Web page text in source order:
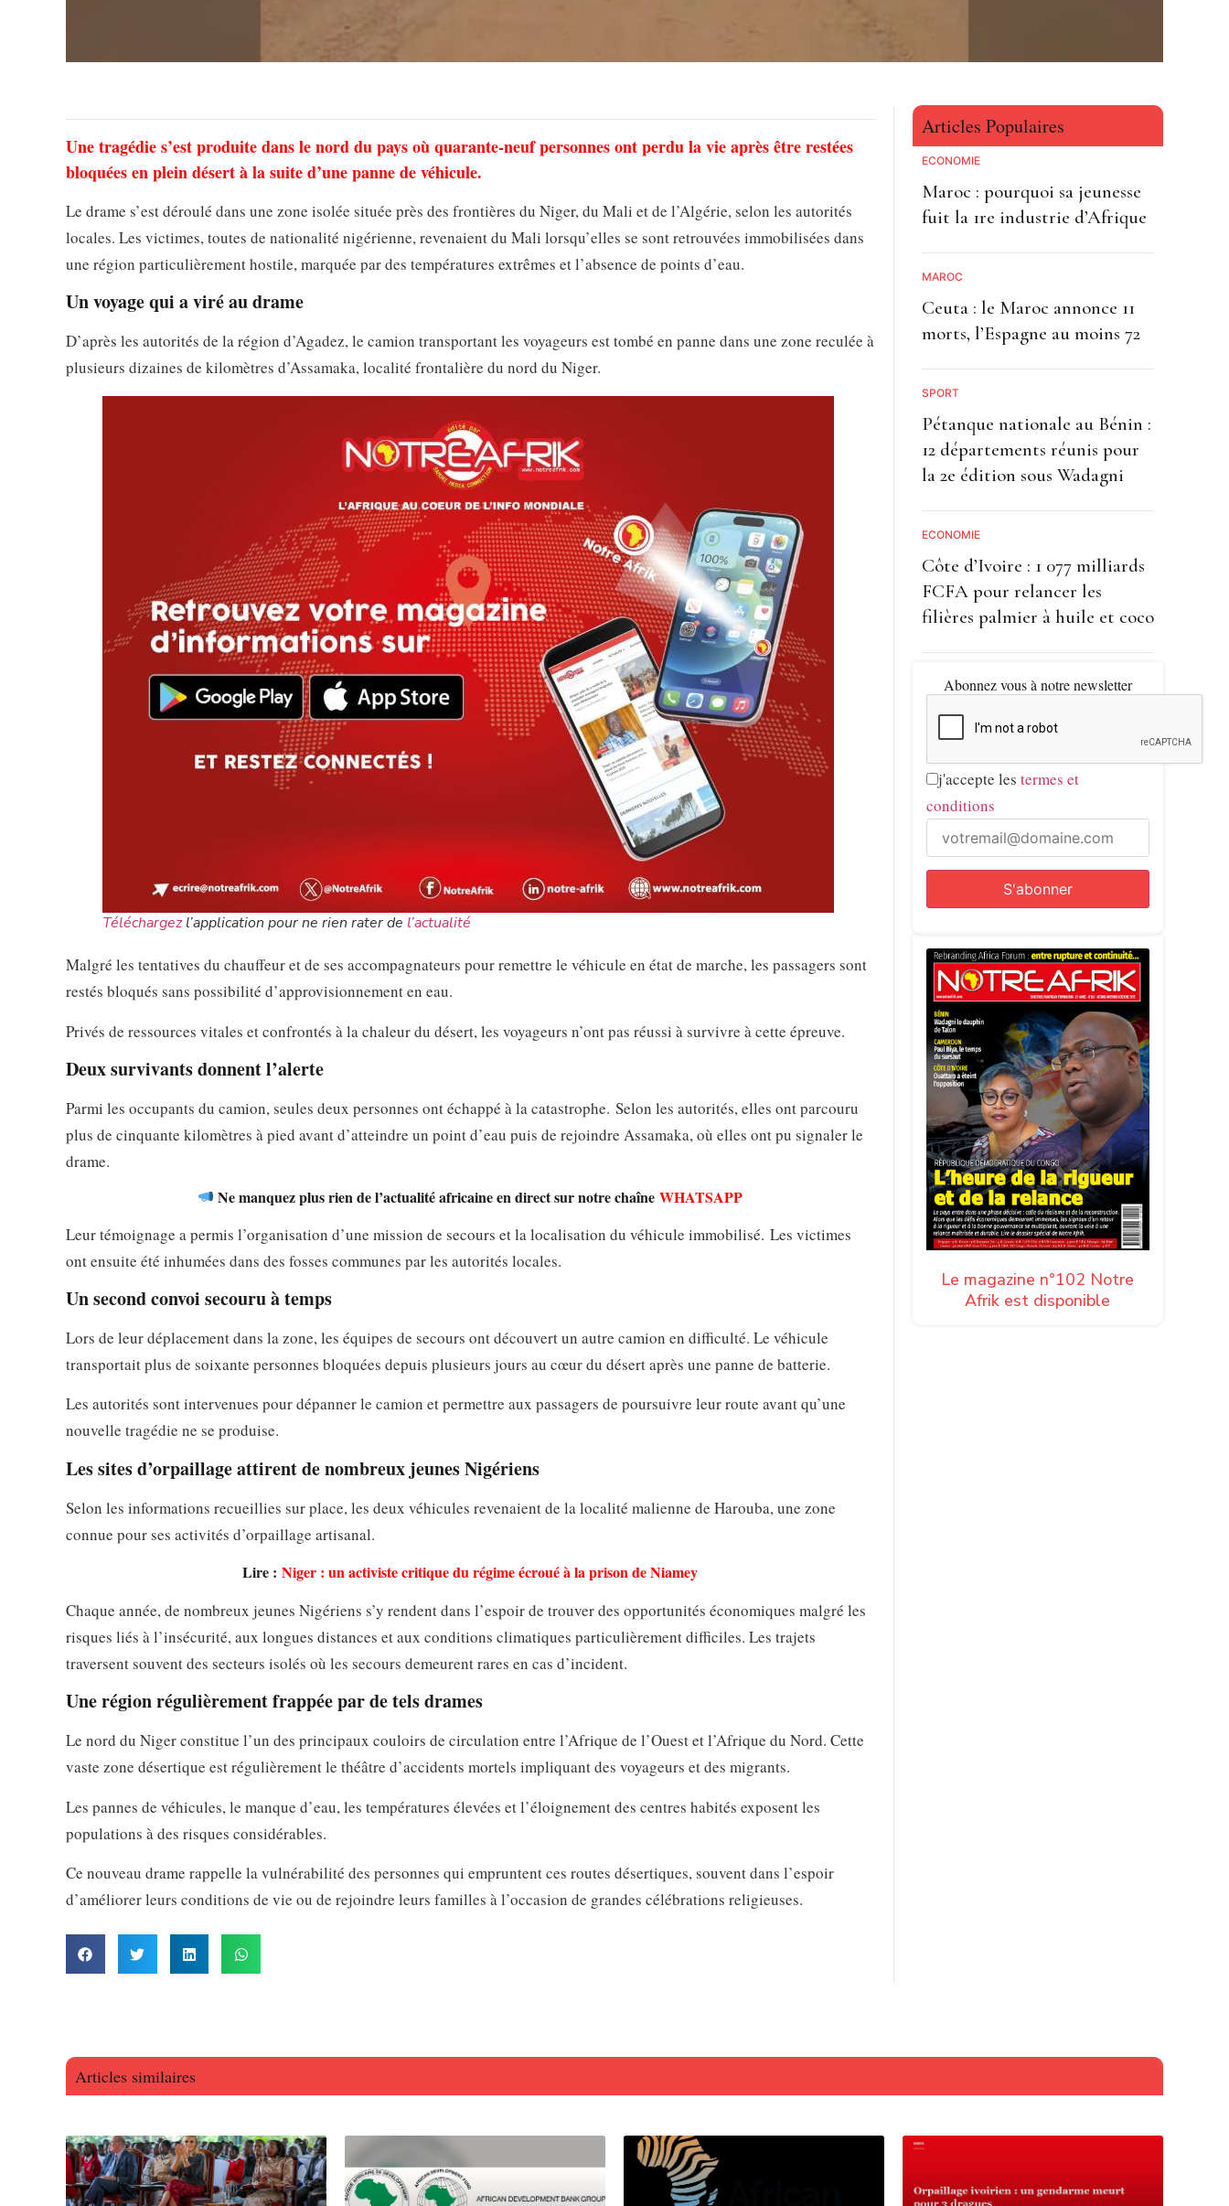
Une tragédie s’est produite dans le nord du pays où quarante-neuf personnes ont perdu la vie après être restées
bloquées en plein désert à la suite d’une panne de véhicule.
Le drame s’est déroulé dans une zone isolée située près des frontières du Niger, du Mali et de l’Algérie, selon les autorités
locales. Les victimes, toutes de nationalité nigérienne, revenaient du Mali lorsqu’elles se sont retrouvées immobilisées dans
une région particulièrement hostile, marquée par des températures extrêmes et l’absence de points d’eau.
Un voyage qui a viré au drame
D’après les autorités de la région d’Agadez, le camion transportant les voyageurs est tombé en panne dans une zone reculée à
plusieurs dizaines de kilomètres d’Assamaka, localité frontalière du nord du Niger.
Téléchargezl’application pour ne rien rater de l’actualité
Malgré les tentatives du chauffeur et de ses accompagnateurs pour remettre le véhicule en état de marche, les passagers sont
restés bloqués sans possibilité d’approvisionnement en eau.
Privés de ressources vitales et confrontés à la chaleur du désert, les voyageurs n’ont pas réussi à survivre à cette épreuve.
Deux survivants donnent l’alerte
Parmi les occupants du camion, seules deux personnes ont échappé à la catastrophe. Selon les autorités, elles ont parcouru
plus de cinquante kilomètres à pied avant d’atteindre un point d’eau puis de rejoindre Assamaka, où elles ont pu signaler le
drame.
Ne manquez plus rien de l’actualité africaine en direct sur notre chaîneWHATSAPP
Leur témoignage a permis l’organisation d’une mission de secours et la localisation du véhicule immobilisé. Les victimes
ont ensuite été inhumées dans des fosses communes par les autorités locales.
Un second convoi secouru à temps
Lors de leur déplacement dans la zone, les équipes de secours ont découvert un autre camion en difficulté. Le véhicule
transportait plus de soixante personnes bloquées depuis plusieurs jours au cœur du désert après une panne de batterie.
Les autorités sont intervenues pour dépanner le camion et permettre aux passagers de poursuivre leur route avant qu’une
nouvelle tragédie ne se produise.
Les sites d’orpaillage attirent de nombreux jeunes Nigériens
Selon les informations recueillies sur place, les deux véhicules revenaient de la localité malienne de Harouba, une zone
connue pour ses activités d’orpaillage artisanal.
Lire :Niger : un activiste critique du régime écroué à la prison de Niamey
Chaque année, de nombreux jeunes Nigériens s’y rendent dans l’espoir de trouver des opportunités économiques malgré les
risques liés à l’insécurité, aux longues distances et aux conditions climatiques particulièrement difficiles. Les trajets
traversent souvent des secteurs isolés où les secours demeurent rares en cas d’incident.
Une région régulièrement frappée par de tels drames
Le nord du Niger constitue l’un des principaux couloirs de circulation entre l’Afrique de l’Ouest et l’Afrique du Nord. Cette
vaste zone désertique est régulièrement le théâtre d’accidents mortels impliquant des voyageurs et des migrants.
Les pannes de véhicules, le manque d’eau, les températures élevées et l’éloignement des centres habités exposent les
populations à des risques considérables.
Ce nouveau drame rappelle la vulnérabilité des personnes qui empruntent ces routes désertiques, souvent dans l’espoir
d’améliorer leurs conditions de vie ou de rejoindre leurs familles à l’occasion de grandes célébrations religieuses.
Articles Populaires
ECONOMIE
Maroc : pourquoi sa jeunesse
fuit la 1re industrie d’Afrique
MAROC
Ceuta : le Maroc annonce 11
morts, l’Espagne au moins 72
SPORT
Pétanque nationale au Bénin :
12 départements réunis pour
la 2e édition sous Wadagni
ECONOMIE
Côte d’Ivoire : 1 077 milliards
FCFA pour relancer les
filières palmier à huile et coco
Abonnez vous à notre newsletter
j'accepte les termes et
conditions
Le magazine n°102 Notre
Afrik est disponible
Articles similaires